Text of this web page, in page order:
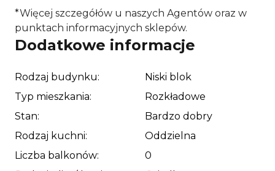
potrzebną na co dzień. W sąsiedztwie dostępne są
sklepy, apteka, przychodnia lekarska, bank,
restauracje, centrum handlowe oraz klub fitness.
Rodziny i osoby ceniące dostęp do terenów
rekreacyjnych docenią pobliski park i plac zabaw.
W okolicy znajdują się również szkoła oraz
przedszkole.
Opis mieszkania
Mieszkanie ma powierzchnię 42,86 m² i znajduje
*Więcej szczegółów u naszych Agentów oraz w
punktach informacyjnych sklepów.
Dodatkowe informacje
Rodzaj budynku:
Niski blok
Typ mieszkania:
Rozkładowe
Stan:
Bardzo dobry
Rodzaj kuchni:
Oddzielna
Liczba balkonów:
0